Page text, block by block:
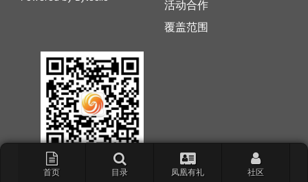
首页 目录 凤凰有礼 社区
活动合作
覆盖范围